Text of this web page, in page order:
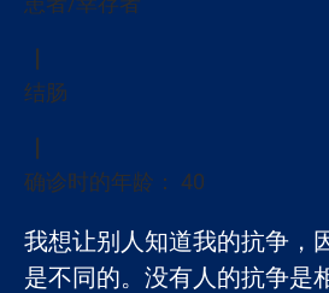
结肠
确诊时的年龄： 40
我想让别人知道我的抗争，
是不同的。没有人的抗争是